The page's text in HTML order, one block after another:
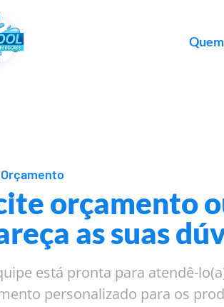
orçamento
as suas
está pronta para atendê-
personalizado para os